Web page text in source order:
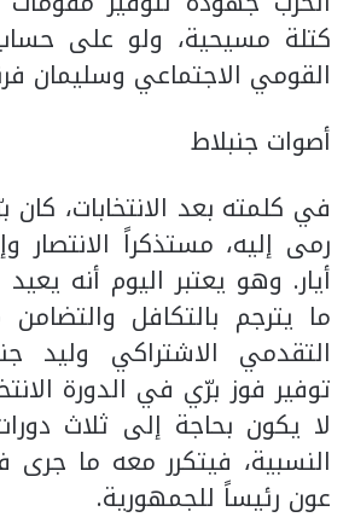
كتلة مسيحية، ولو على
القومي الاجتماعي وسليمان
أصوات جنبلاط
في كلمته بعد الانتخابات،
أيار. وهو يعتبر اليوم أنه
ما يترجم بالتكافل
التقدمي الاشتراكي وليد
توفير فوز برّي في الدورة
لا يكون بحاجة إلى ثلاث دورات
النسبية، فيتكرر معه ما
عون رئيساً للجمهورية.